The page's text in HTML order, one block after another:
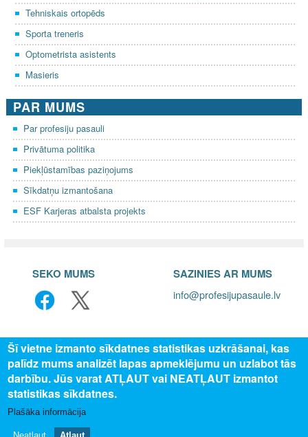
Tehniskais ortopēds
Sporta treneris
Optometrista asistents
Masieris
PAR MUMS
Par profesiju pasauli
Privātuma politika
Piekļūstamības paziņojums
Sīkdatņu izmantošana
ESF Karjeras atbalsta projekts
SEKO MUMS SAZINIES AR MUMS
info@profesijupasaule.lv
© 2025 Valsts izglītības attīstības aģentūra, publicētā satura visas
Šī vietne izmanto sīkdatnes statistikas uzkrāšanai, kas
palīdz mums analizēt lapas apmeklējumu un uzlabot tās
darbību. Jūs varat ATĻAUT vai NEATĻAUT izmantot
statistikas sīkdatnes.
Plašāka informācija